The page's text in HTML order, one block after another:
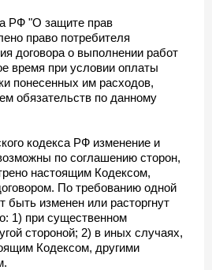
РФ "О защите прав
право потребителя
договора о выполнении работ
время при условии оплаты
понесенных им расходов,
обязательств по данному
кодекса РФ изменение и
по соглашению сторон,
настоящим Кодексом,
По требованию одной
быть изменен или расторгнут
1) при существенном
стороной; 2) в иных случаях,
Кодексом, другими